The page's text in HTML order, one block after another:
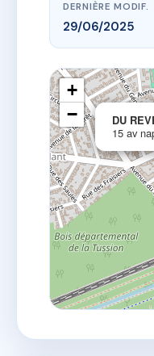
DERNIÈRE MODIF.
29/06/2025
DU
15 av
+
−